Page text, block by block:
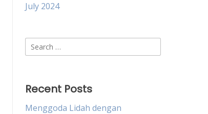
July 2024
Search
for:
Recent Posts
Menggoda Lidah dengan